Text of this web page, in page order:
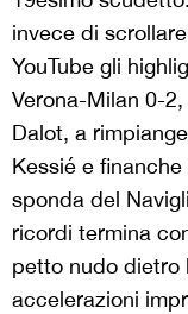
invece di
YouTube gli
Verona-Milan 0-
Dalot, a
Kessié e
sponda del
ricordi termina
petto nudo dietro
accelerazioni